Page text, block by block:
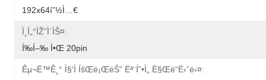
192x64í”½ì…€
Ì¸í„°íŽ˜ì´ìŠ¤:
Í‰í–‰ Í•œ 20pin
Êµ¬ë™ê¸° Ì§‘ì íšŒë¡œëŠ” Ëª¨í˜•ì„ Ë§Œë“­ë‹ˆë‹¤: